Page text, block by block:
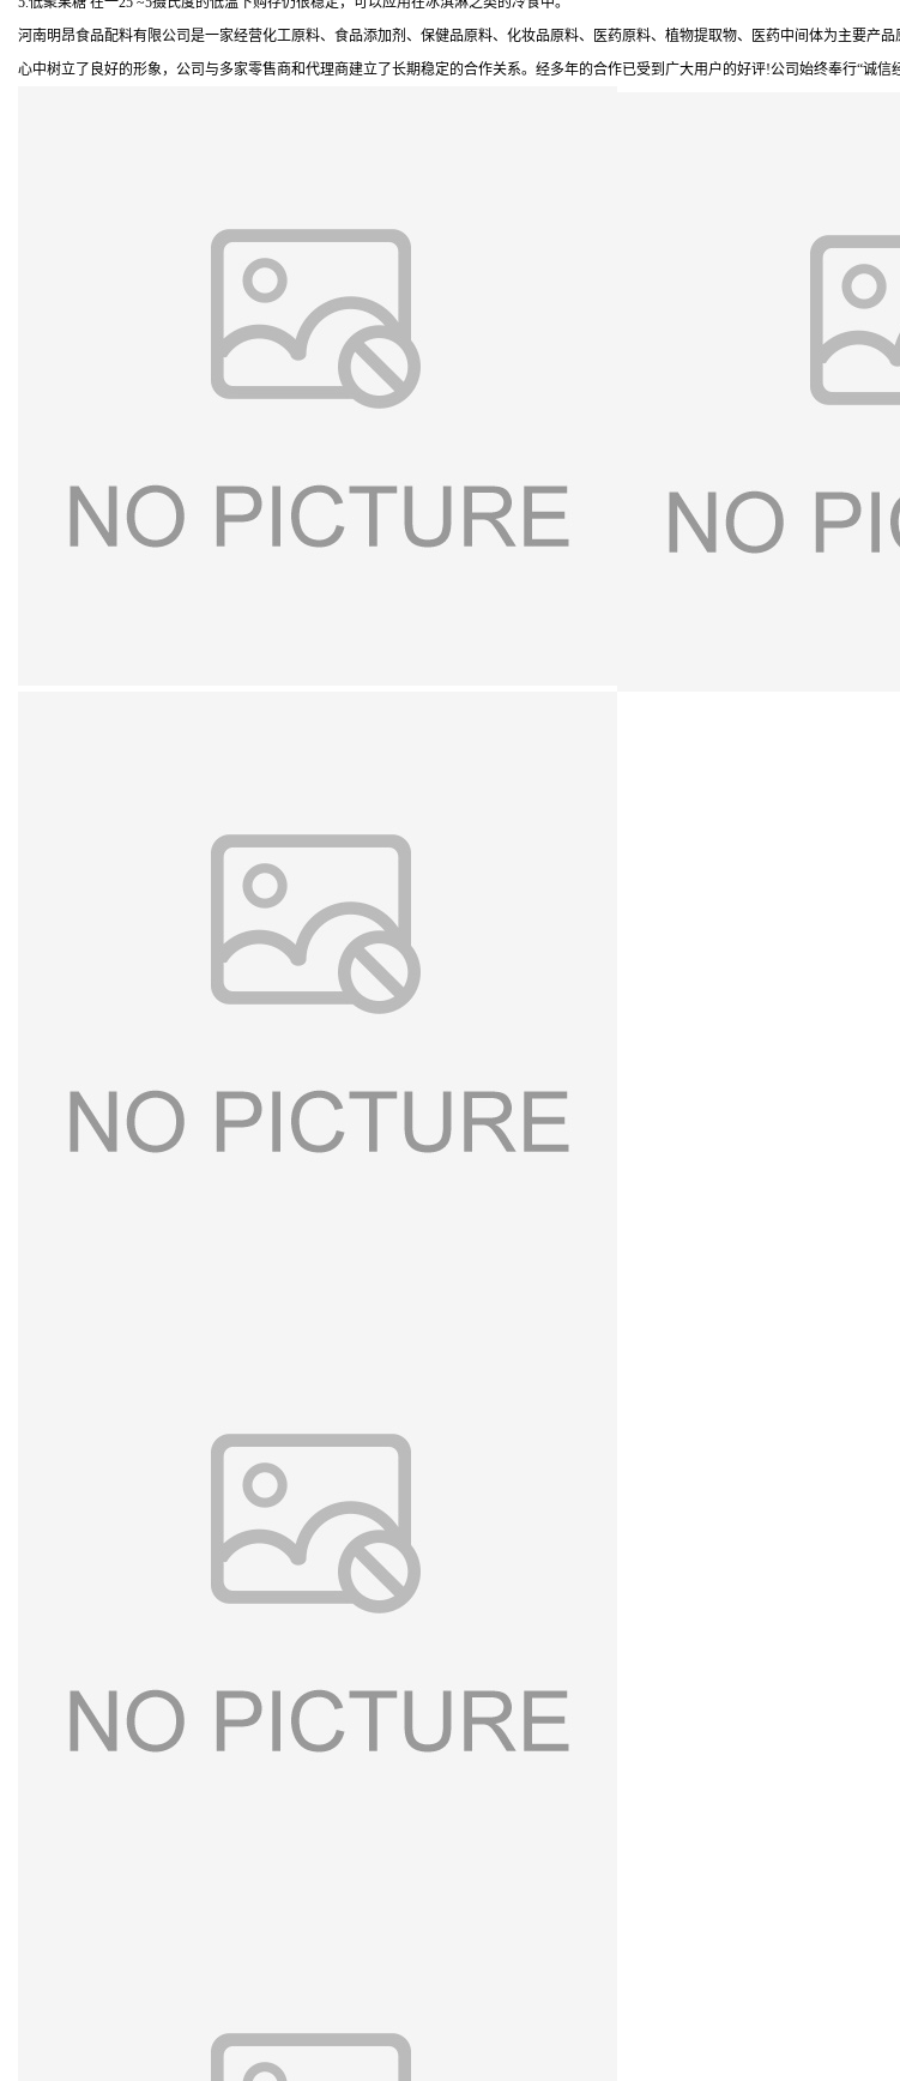
河南明昂食品配料有限公司是一家经营化工原料、食品添加剂、保健品原料、化妆品原料、医药原料、植物提取物、医药中间体为主要产
心中树立了良好的形象，公司与多家零售商和代理商建立了长期稳定的合作关系。经多年的合作已受到广大用户的好评!公司始终奉行“诚